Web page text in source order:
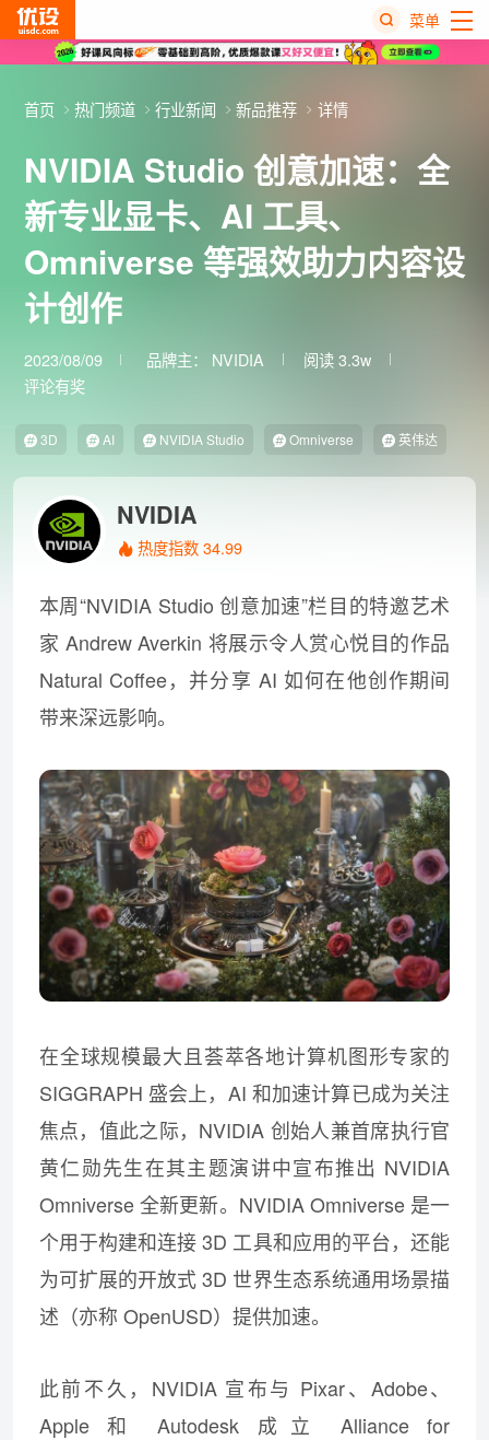
菜单
首页 热门频道 行业新闻 新品推荐 详情
NVIDIA Studio 创意加速：全
新专业显卡、AI 工具、
Omniverse 等强效助力内容设
计创作
2023/08/09 品牌主： NVIDIA
阅读 3.3w
评论有奖
3D AI NVIDIA Studio Omniverse 英伟达
本周“NVIDIA Studio 创意加速”栏目的特邀艺术
家 Andrew Averkin 将展示令人赏心悦目的作品
Natural Coffee，并分享 AI 如何在他创作期间
带来深远影响。
在全球规模最大且荟萃各地计算机图形专家的
SIGGRAPH 盛会上，AI 和加速计算已成为关注
焦点，值此之际，NVIDIA 创始人兼首席执行官
黄仁勋先生在其主题演讲中宣布推出 NVIDIA
Omniverse 全新更新。NVIDIA Omniverse 是一
个用于构建和连接 3D 工具和应用的平台，还能
为可扩展的开放式 3D 世界生态系统通用场景描
述（亦称 OpenUSD）提供加速。
此前不久，NVIDIA 宣布与 Pixar、Adobe、
Apple 和 Autodesk 成立 Alliance for
NVIDIA
热度指数 34.99